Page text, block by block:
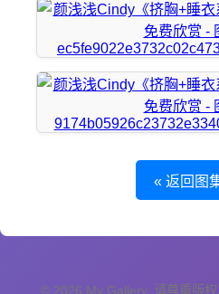
« 返回图
© 2026 My Gallery. 请尊重版权